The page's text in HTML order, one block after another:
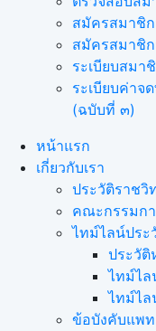
สมัครสมาชิ
สมัครสมาชิ
ระเบียบสมา
ระเบียบค่าจ
(ฉบับที่ ๓)
หน้าแรก
เกี่ยวกับเรา
ประวัติราชวิ
คณะกรรมก
ไทม์ไลน์ประ
ประวั
ไทม์ไล
ไทม์ไล
ข้อบังคับแพ